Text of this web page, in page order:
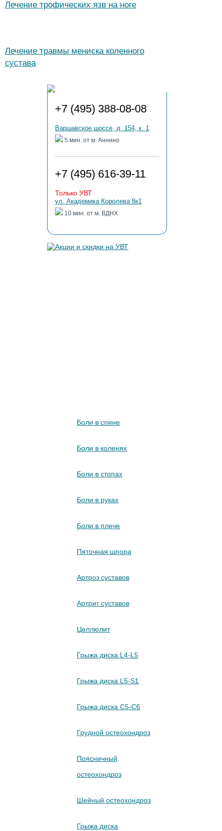
Лечение трофических язв на ноге
Лечение травмы мениска коленного
сустава
+7 (495) 388-08-08
Варшавское шоссе, д. 154, к. 1
5 мин. от м. Аннино
+7 (495) 616-39-11
Только УВТ
ул. Академика Королева 8к1
10 мин. от м. ВДНХ
Боли в спине
Боли в коленях
Боли в стопах
Боли в руках
Боли в плече
Пяточная шпора
Артроз суставов
Артрит суставов
Целлюлит
Грыжа диска L4-L5
Грыжа диска L5-S1
Грыжа диска C5-C6
Грудной остеохондроз
Поясничный
остеохондроз
Шейный остеохондроз
Грыжа диска